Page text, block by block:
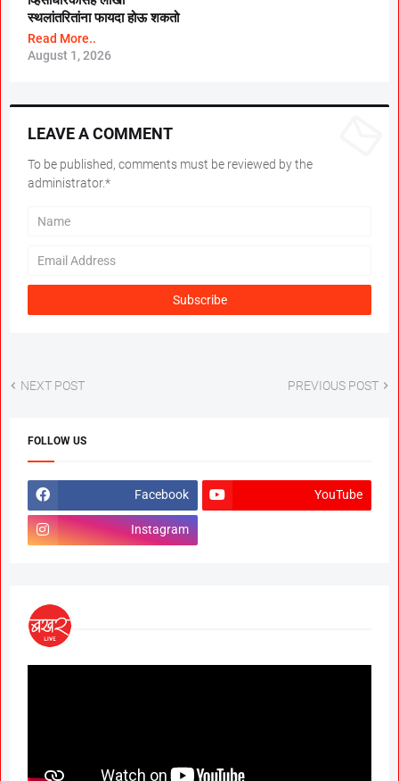
स्थलांतरितांना फायदा होऊ शकतो
Read More..
August 1, 2026
LEAVE A COMMENT
To be published, comments must be reviewed by the
administrator.*
NEXT POST PREVIOUS POST
FOLLOW US
Facebook YouTube
Instagram